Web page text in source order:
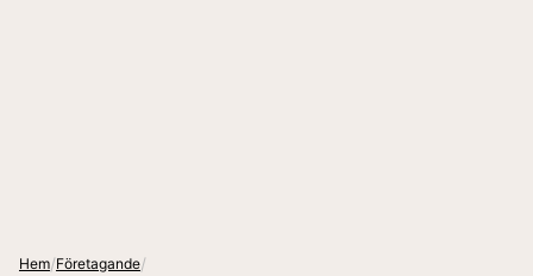
Hem/Företagande/